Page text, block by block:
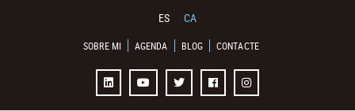
ES CA
SOBRE MI AGENDA BLOG CONTACTE